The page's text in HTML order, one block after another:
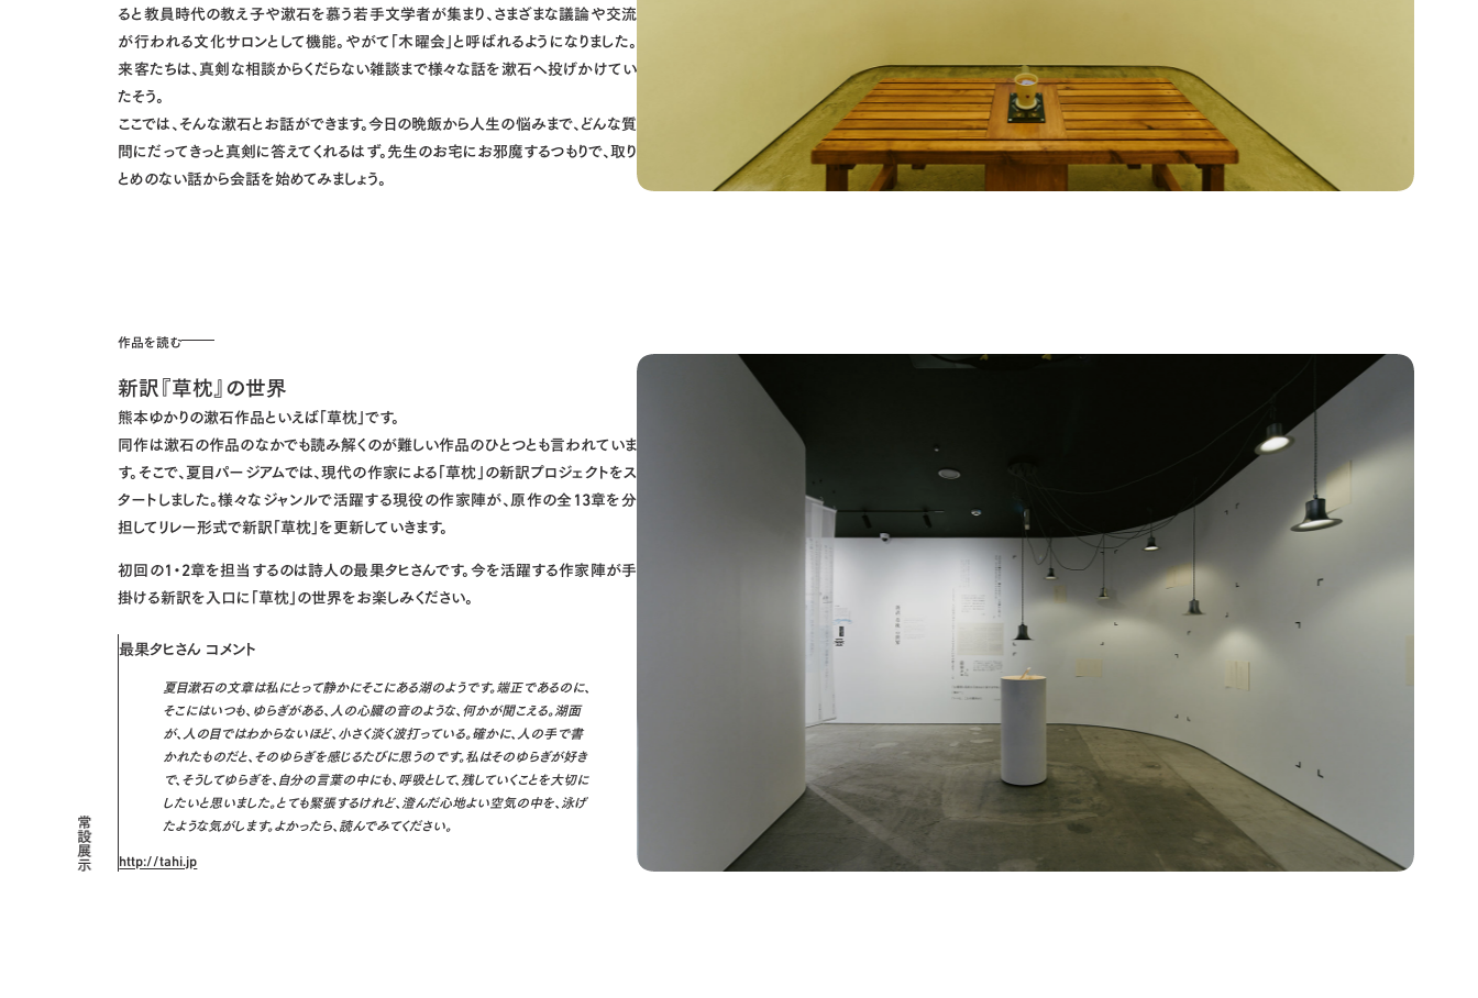
常設展示
ると教員時代の教え子や漱石を慕う若手文学者が集まり、さまざまな議論や交流
が行われる文化サロンとして機能。やがて「木曜会」と呼ばれるようになりました。
来客たちは、真剣な相談からくだらない雑談まで様々な話を漱石へ投げかけてい
たそう。
ここでは、そんな漱石とお話ができます。今日の晩飯から人生の悩みまで、どんな質
問にだってきっと真剣に答えてくれるはず。先生のお宅にお邪魔するつもりで、取り
とめのない話から会話を始めてみましょう。
作品を読む
新訳『草枕』の世界
熊本ゆかりの漱石作品といえば「草枕」です。
同作は漱石の作品のなかでも読み解くのが難しい作品のひとつとも言われていま
す。そこで、夏目パージアムでは、現代の作家による「草枕」の新訳プロジェクトをス
タートしました。様々なジャンルで活躍する現役の作家陣が、原作の全13章を分
担してリレー形式で新訳「草枕」を更新していきます。
初回の1・2章を担当するのは詩人の最果タヒさんです。今を活躍する作家陣が手
掛ける新訳を入口に「草枕」の世界をお楽しみください。
最果タヒさん コメント
夏目漱石の文章は私にとって静かにそこにある湖のようです。端正であるのに、
そこにはいつも、ゆらぎがある、人の心臓の音のような、何かが聞こえる。湖面
が、人の目ではわからないほど、小さく淡く波打っている。確かに、人の手で書
かれたものだと、そのゆらぎを感じるたびに思うのです。私はそのゆらぎが好き
で、そうしてゆらぎを、自分の言葉の中にも、呼吸として、残していくことを大切に
したいと思いました。とても緊張するけれど、澄んだ心地よい空気の中を、泳げ
たような気がします。よかったら、読んでみてください。
http://tahi.jp